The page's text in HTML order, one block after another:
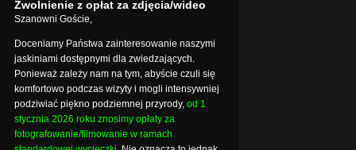
Zwolnienie z opłat za zdjęcia/wideo
Szanowni Goście,
Doceniamy Państwa zainteresowanie naszymi
jaskiniami dostępnymi dla zwiedzających.
Ponieważ zależy nam na tym, abyście czuli się
komfortowo podczas wizyty i mogli intensywniej
podziwiać piękno podziemnej przyrody, od 1
stycznia 2026 roku znosimy opłaty za
fotografowanie/filmowanie w ramach